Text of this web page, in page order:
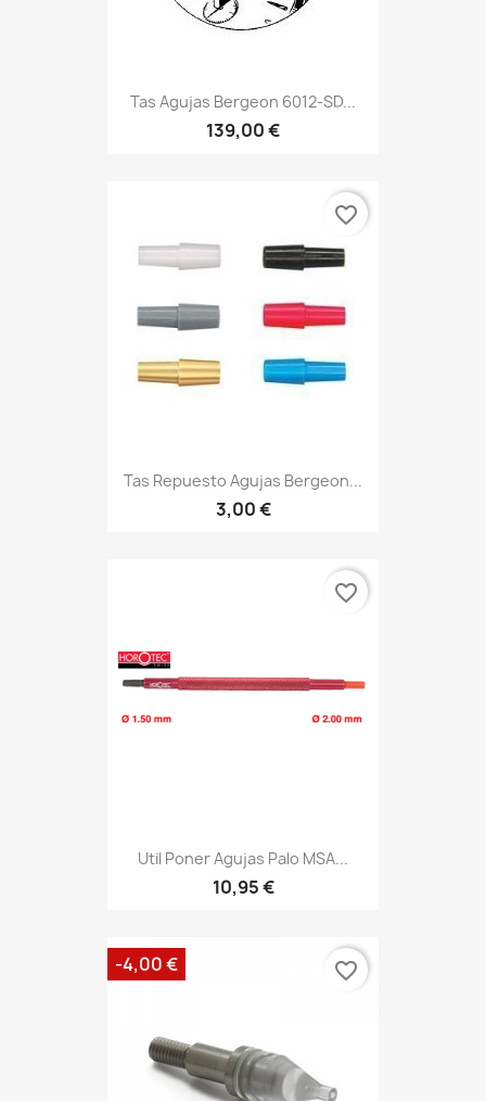
Tas Agujas Bergeon 6012-SD...
139,00 €
Tas Repuesto Agujas Bergeon...
3,00 €
favorite_border
Util Poner Agujas Palo MSA...
10,95 €
favorite_border
-4,00 € favorite_border